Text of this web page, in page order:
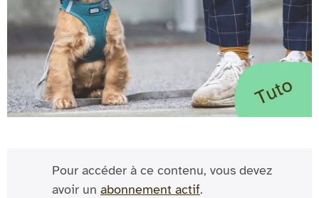
Pour accéder à ce contenu, vous devez
avoir un abonnement actif.